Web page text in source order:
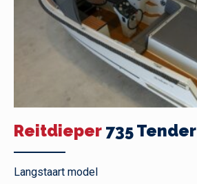
Reitdieper 735 Tender
Langstaart model